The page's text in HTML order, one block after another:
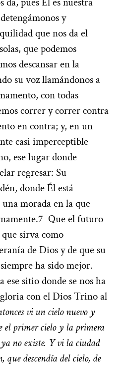
y
que nos da el
que podemos
descansar en la
su voz llamándonos a
con todas
correr y correr contra
en contra; y, en un
casi imperceptible
ese lugar donde
regresar: Su
donde Él está
morada en la que
7 Que el futuro
sirva como
de Dios y de que su
ha sido mejor.
sitio donde se nos ha
con el Dios Trino al
vi un cielo nuevo y
el primer cielo y la primera
no existe. Y vi la ciudad
que descendía del cielo, de